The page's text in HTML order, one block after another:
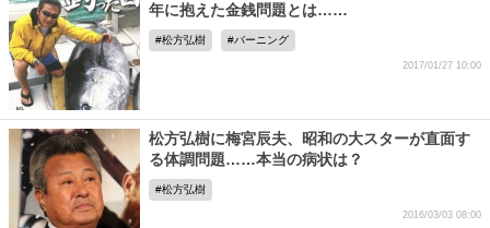
年に抱えた金銭問題とは……
松方弘樹 バーニング
2017/01/27 10:00
松方弘樹に梅宮辰夫、昭和の大スターが直面す
る体調問題……本当の病状は？
松方弘樹
2016/03/03 08:00